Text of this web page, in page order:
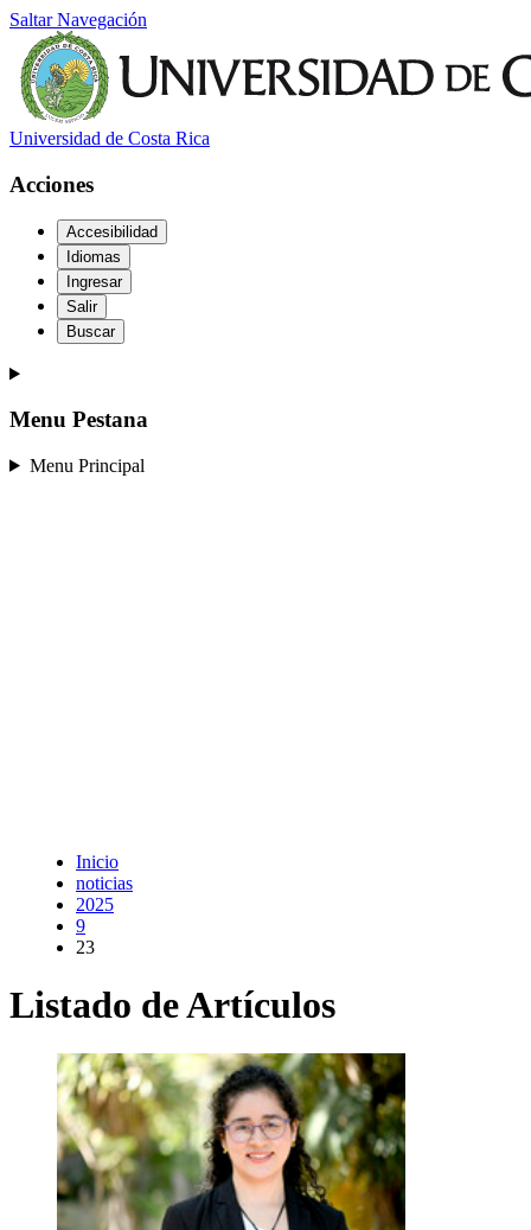
Saltar Navegación
Universidad de Costa Rica
Acciones
Accesibilidad
Idiomas
Ingresar
Salir
Buscar
Menu Pestana
Menu Principal
Inicio
noticias
2025
9
23
Listado de Artículos